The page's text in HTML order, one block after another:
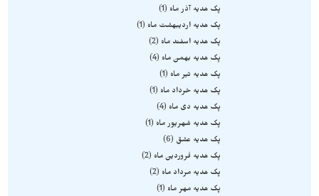
پک هدیه آذر ماه
1
پک هدیه اردیبهشت ماه
1
پک هدیه اسفند ماه
2
پک هدیه بهمن ماه
4
پک هدیه تیر ماه
1
پک هدیه خرداد ماه
1
پک هدیه دی ماه
4
پک هدیه شهریور ماه
1
پک هدیه عشق
6
پک هدیه فروردین ماه
2
پک هدیه مرداد ماه
2
پک هدیه مهر ماه
1